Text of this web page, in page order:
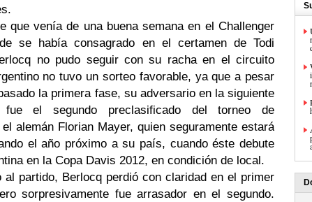
que venía de una buena semana en el Challenger
se había consagrado en el certamen de Todi
no pudo seguir con su racha en el circuito
no tuvo un sorteo favorable, ya que a pesar
la primera fase, su adversario en la siguiente
fue el segundo preclasificado del torneo de
alemán Florian Mayer, quien seguramente estará
el año próximo a su país, cuando éste debute
en la Copa Davis 2012, en condición de local.
al partido, Berlocq perdió con claridad en el primer
sorpresivamente fue arrasador en el segundo.